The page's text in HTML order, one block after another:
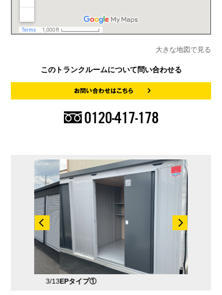
大きな地図で見る
このトランクルームについて問い合わせる
0120-417-178
EPタイプ①